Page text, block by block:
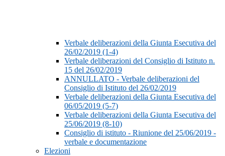
Verbale deliberazioni della Giunta Esecutiva del
26/02/2019 (1-4)
Verbale deliberazioni del Consiglio di Istituto n.
15 del 26/02/2019
ANNULLATO - Verbale deliberazioni del
Consiglio di Istituto del 26/02/2019
Verbale deliberazioni della Giunta Esecutiva del
06/05/2019 (5-7)
Verbale deliberazioni della Giunta Esecutiva del
25/06/2019 (8-10)
Consiglio di istituto - Riunione del 25/06/2019 -
verbale e documentazione
Elezioni